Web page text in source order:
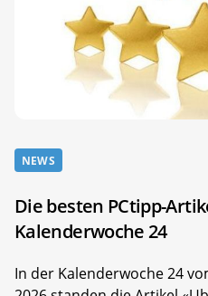
NEWS
Die besten PCtipp-
Kalenderwoche 24
In der Kalenderwoche 24